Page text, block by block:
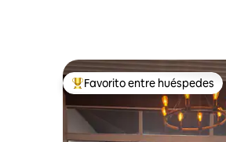
De los mejores en Favorito
Favorito entre huéspedes